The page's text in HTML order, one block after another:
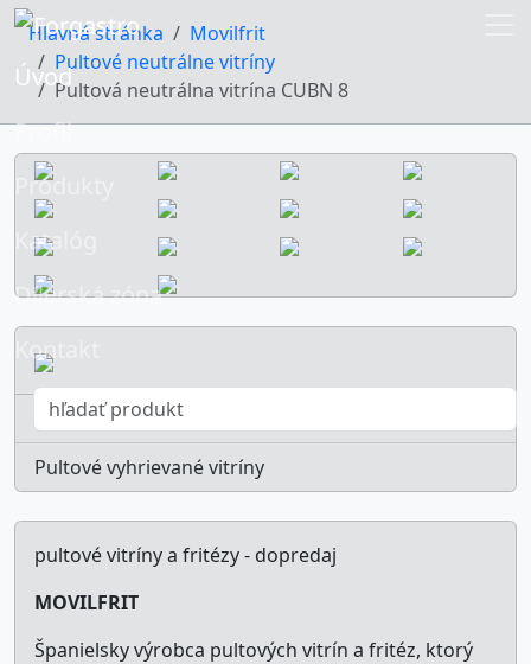
Úvod
Profil
Produkty
Katalóg
Dílerská zóna
Kontakt
Hlavná stránka
Movilfrit
Pultové neutrálne vitríny
Pultová neutrálna vitrína CUBN 8
Pultové chladiace vitríny s dvojitým chladením
Pultové vyhrievané vitríny
pultové vitríny a fritézy - dopredaj
MOVILFRIT
Španielsky výrobca pultových vitrín a fritéz, ktorý